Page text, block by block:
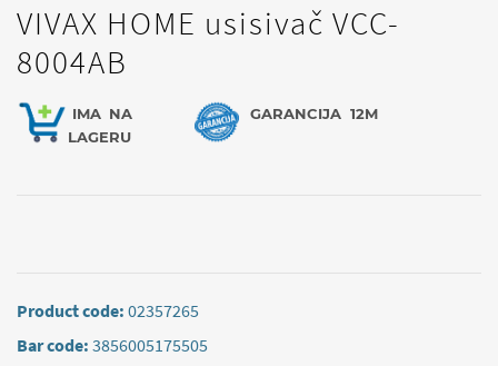
VIVAX HOME usisivač VCC-
8004AB
IMA NA
LAGERU
GARANCIJA 12M
Product code: 02357265
Bar code: 3856005175505